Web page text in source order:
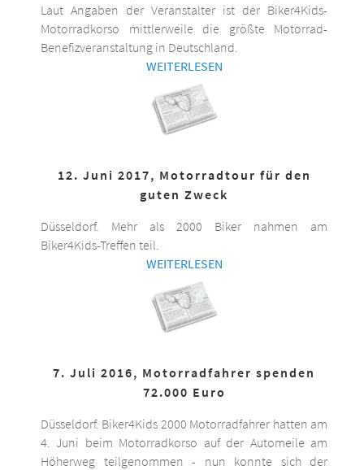
Laut Angaben der Veranstalter ist der Biker4Kids-
Motorradkorso mittlerweile die größte Motorrad-
Benefizveranstaltung in Deutschland.
WEITERLESEN
12. Juni 2017, Motorradtour für den
guten Zweck
Düsseldorf. Mehr als 2000 Biker nahmen am
Biker4Kids-Treffen teil.
WEITERLESEN
7. Juli 2016, Motorradfahrer spenden
72.000 Euro
Düsseldorf. Biker4Kids 2000 Motorradfahrer hatten am
4. Juni beim Motorradkorso auf der Automeile am
Höherweg teilgenommen - nun konnte sich der